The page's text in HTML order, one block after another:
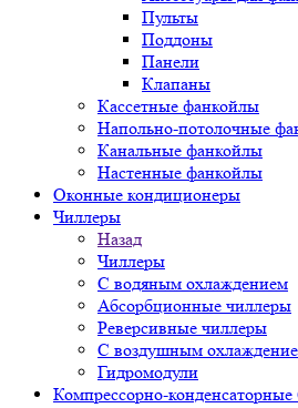
Пульты
Поддоны
Панели
Клапаны
Кассетные фанкойлы
Напольно-потолочные
Канальные фанкойлы
Настенные фанкойлы
Оконные кондиционеры
Чиллеры
Назад
Чиллеры
С водяным охлаждением
Абсорбционные чиллеры
Реверсивные чиллеры
С воздушным
Гидромодули
Компрессорно-конденсаторные